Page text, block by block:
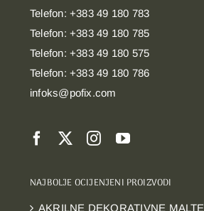
Telefon: +383 49 180 783
Telefon: +383 49 180 785
Telefon: +383 49 180 575
Telefon: +383 49 180 786
infoks@pofix.com
NAJBOLJE OCIJENJENI PROIZVODI
AKRILNE DEKORATIVNE MALTE